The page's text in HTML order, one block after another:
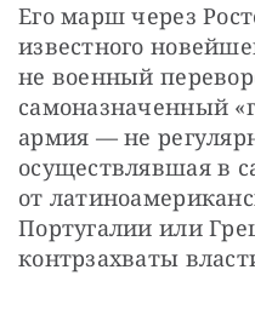
Его марш через
известного
не военный
самоназначенный
армия — не
осуществлявшая в
от
Португалии или
контрзахваты